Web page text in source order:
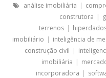
análise imobiliária |
construtora |
terrenos |
imobiliário | inteligência de
construção civil |
imobiliária |
incorporadora |